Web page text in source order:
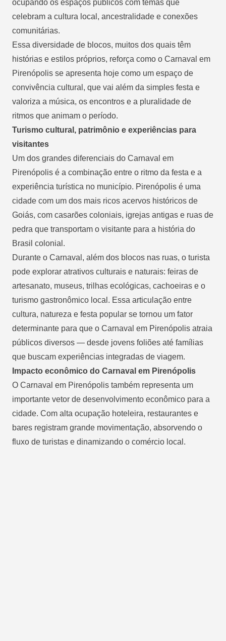
ocupando os espaços públicos com temas que
celebram a cultura local, ancestralidade e conexões
comunitárias.
Essa diversidade de blocos, muitos dos quais têm
histórias e estilos próprios, reforça como o Carnaval em
Pirenópolis se apresenta hoje como um espaço de
convivência cultural, que vai além da simples festa e
valoriza a música, os encontros e a pluralidade de
ritmos que animam o período.
Turismo cultural, patrimônio e experiências para
visitantes
Um dos grandes diferenciais do Carnaval em
Pirenópolis é a combinação entre o ritmo da festa e a
experiência turística no município. Pirenópolis é uma
cidade com um dos mais ricos acervos históricos de
Goiás, com casarões coloniais, igrejas antigas e ruas de
pedra que transportam o visitante para a história do
Brasil colonial.
Durante o Carnaval, além dos blocos nas ruas, o turista
pode explorar atrativos culturais e naturais: feiras de
artesanato, museus, trilhas ecológicas, cachoeiras e o
turismo gastronômico local. Essa articulação entre
cultura, natureza e festa popular se tornou um fator
determinante para que o Carnaval em Pirenópolis atraia
públicos diversos — desde jovens foliões até famílias
que buscam experiências integradas de viagem.
Impacto econômico do Carnaval em Pirenópolis
O Carnaval em Pirenópolis também representa um
importante vetor de desenvolvimento econômico para a
cidade. Com alta ocupação hoteleira, restaurantes e
bares registram grande movimentação, absorvendo o
fluxo de turistas e dinamizando o comércio local.